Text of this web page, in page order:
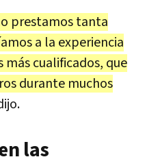
prestamos tanta
a la experiencia
más cualificados, que
durante muchos
las